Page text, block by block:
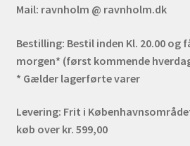
Mail: ravnholm @ ravnholm.dk
Bestilling: Bestil inden Kl. 20.00 og
morgen* (først kommende
* Gælder lagerførte varer
Levering: Frit i
køb over kr. 599,00